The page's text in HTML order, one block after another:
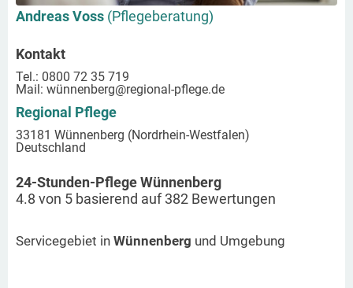
Andreas Voss (Pflegeberatung)
Kontakt
Tel.: 0800 72 35 719
Mail: wünnenberg@regional-pflege.de
Regional Pflege
33181 Wünnenberg (Nordrhein-Westfalen)
Deutschland
24-Stunden-Pflege Wünnenberg
4.8 von 5 basierend auf382 Bewertungen
Servicegebiet in Wünnenberg und Umgebung